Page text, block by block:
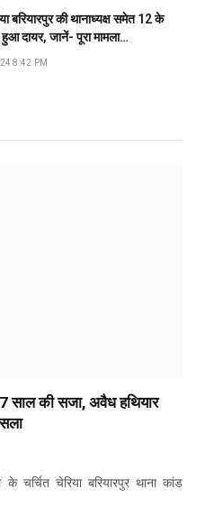
बरियारपुर की थानाध्यक्ष समेत 12 के
दायर, जानें- पूरा मामला…
8:42 PM
साल की सजा, अवैध हथियार
चेरिया बरियारपुर थाना कांड